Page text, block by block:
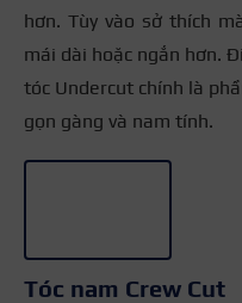
hơn. Tùy vào sở thích
mái dài hoặc ngắn hơn.
tóc Undercut chính là
gọn gàng và nam tính.
Tóc nam Crew Cut